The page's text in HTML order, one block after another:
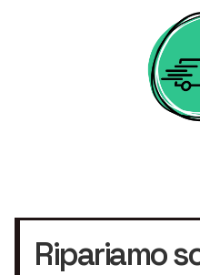
Ripariamo